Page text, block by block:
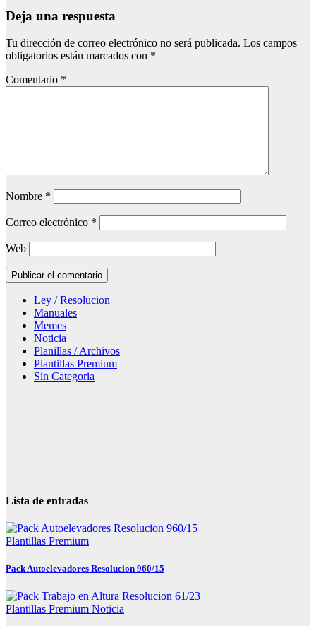
Deja una respuesta
Tu dirección de correo electrónico no será publicada. Los campos
obligatorios están marcados con *
Comentario *
Nombre *
Correo electrónico *
Web
Ley / Resolucion
Manuales
Memes
Noticia
Planillas / Archivos
Plantillas Premium
Sin Categoria
Lista de entradas
Plantillas Premium
Pack Autoelevadores Resolucion 960/15
Plantillas Premium Noticia